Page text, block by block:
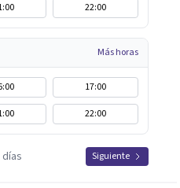
22:00
Más horas
17:00
22:00
días Siguiente